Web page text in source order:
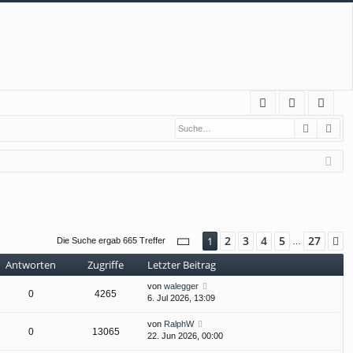
Q
m
el
eg
ist
rie
Suche
Die Suche ergab 665 Treffer Seite 1von 27
1 2 3 4 5 … 27
Antworten Zugriffe Letzter Beitrag
0 4265
von walegger
6. Jul 2026, 13:09
0 13065
von RalphW
22. Jun 2026, 00:00